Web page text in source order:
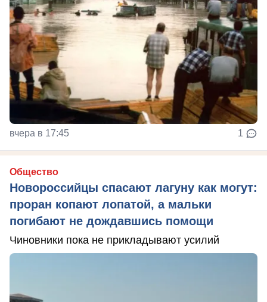
вчера в 17:45 1
Общество
Новороссийцы спасают лагуну как могут:
проран копают лопатой, а мальки
погибают не дождавшись помощи
Чиновники пока не прикладывают усилий